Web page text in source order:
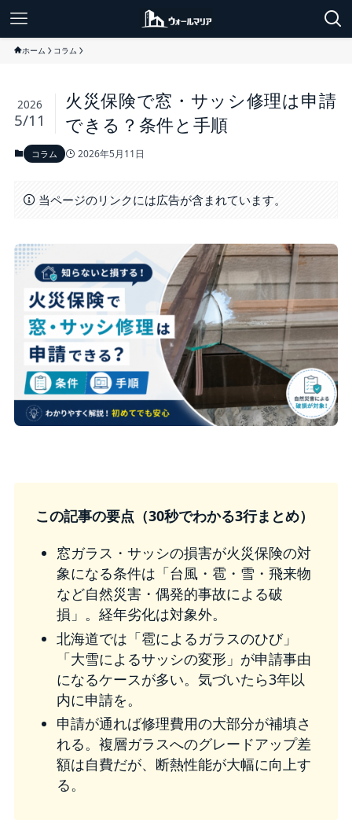
ホーム コラム
火災保険で窓・サッシ修理は申請
できる？条件と手順
2026
5/11
コラム 2026年5月11日
当ページのリンクには広告が含まれています。
この記事の要点（30秒でわかる3行まとめ）
窓ガラス・サッシの損害が火災保険の対
象になる条件は「台風・雹・雪・飛来物
など自然災害・偶発的事故による破
損」。経年劣化は対象外。
北海道では「雹によるガラスのひび」
「大雪によるサッシの変形」が申請事由
になるケースが多い。気づいたら3年以
内に申請を。
申請が通れば修理費用の大部分が補填さ
れる。複層ガラスへのグレードアップ差
額は自費だが、断熱性能が大幅に向上す
る。